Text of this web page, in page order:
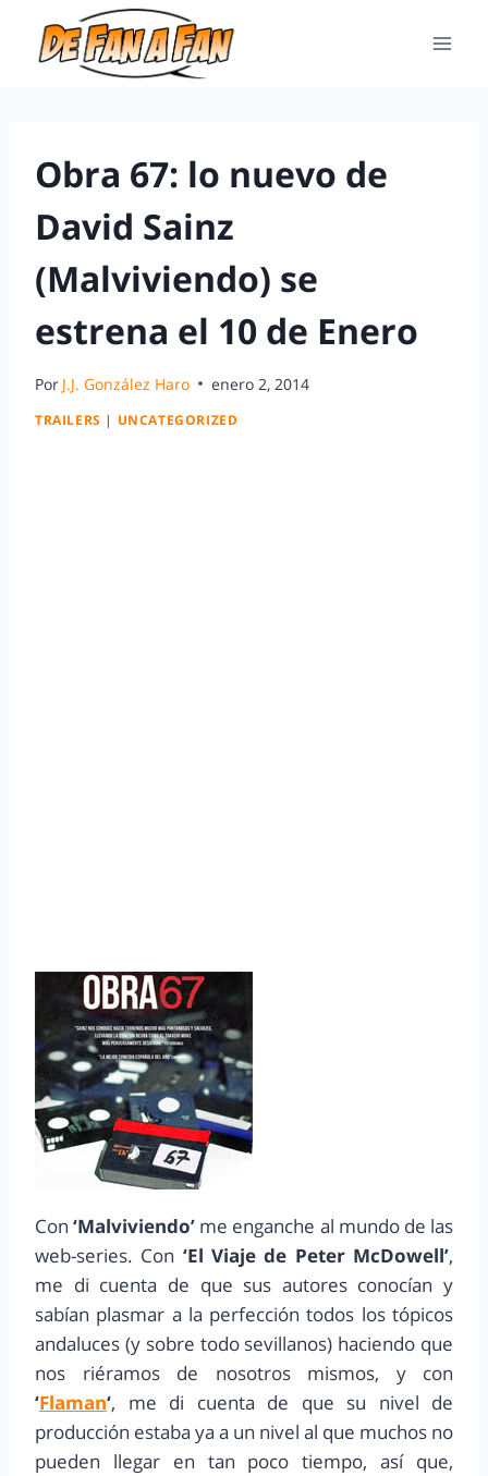
Obra 67: lo nuevo de
David Sainz
(Malviviendo) se
estrena el 10 de Enero
Por J.J. González Haro enero 2, 2014
TRAILERS | UNCATEGORIZED
Con‘Malviviendo’ me enganche al mundo de las
web-series. Con ‘El Viaje de Peter McDowell’,
me di cuenta de que sus autores conocían y
sabían plasmar a la perfección todos los tópicos
andaluces (y sobre todo sevillanos) haciendo que
nos riéramos de nosotros mismos, y con
‘Flaman‘, me di cuenta de que su nivel de
producción estaba ya a un nivel al que muchos no
pueden llegar en tan poco tiempo, así que,